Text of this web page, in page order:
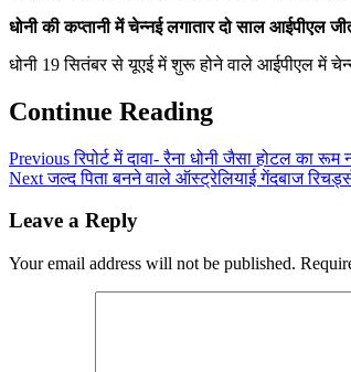
धोनी की कप्तानी में चेन्नई लगातार दो साल आईपीएल
धोनी 19 सितंबर से यूएई में शुरू होने वाले आईपीएल में
Continue Reading
Previousरिपोर्ट में दावा- रैना धोनी जैसा होटल का
Nextजल्द पिता बनने वाले ऑस्ट्रेलियाई गेंदबाज
Leave a Reply
Your email address will not be published.